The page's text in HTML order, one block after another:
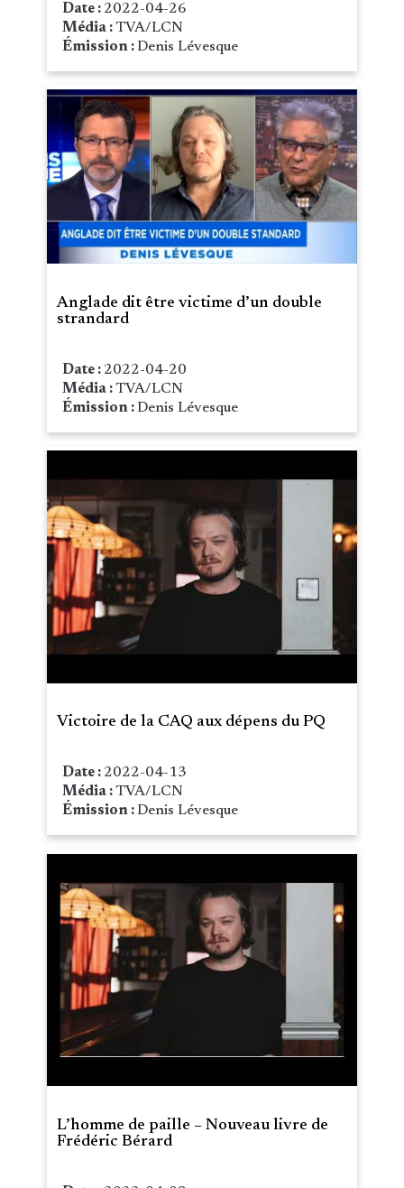
Date : 2022-04-26
Média :TVA/LCN
Émission : Denis Lévesque
Anglade dit être victime d’un double
strandard
Date : 2022-04-20
Média :TVA/LCN
Émission : Denis Lévesque
Victoire de la CAQ aux dépens du PQ
Date : 2022-04-13
Média :TVA/LCN
Émission : Denis Lévesque
L’homme de paille – Nouveau livre de
Frédéric Bérard